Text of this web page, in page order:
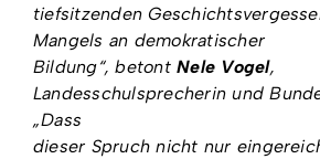
tiefsitzenden
Mangels an demokratischer
Bildung“, betontNele Vogel,
Landesschulsprecherin und
„Dass
dieser Spruch nicht nur